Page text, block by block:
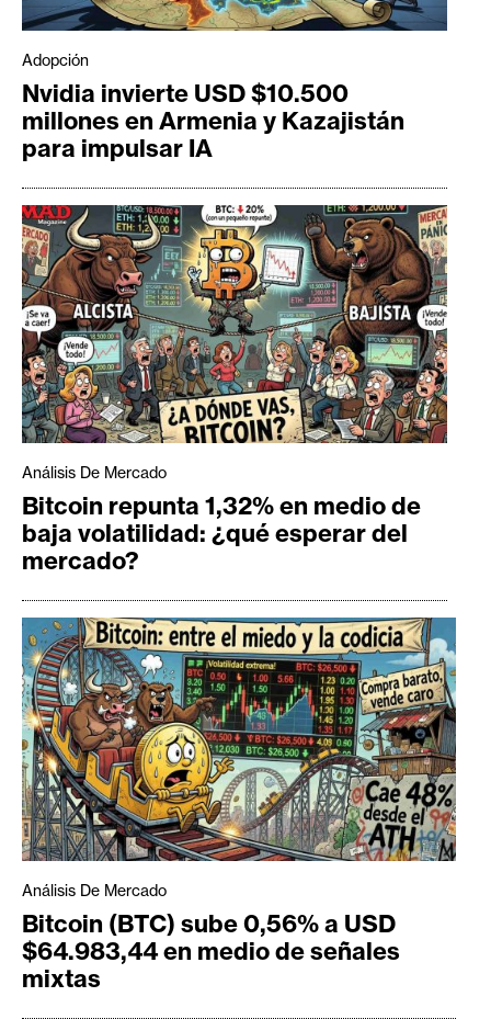
Adopción
Nvidia invierte USD $10.500
millones en Armenia y Kazajistán
para impulsar IA
Análisis De Mercado
Bitcoin repunta 1,32% en medio de
baja volatilidad: ¿qué esperar del
mercado?
Análisis De Mercado
Bitcoin (BTC) sube 0,56% a USD
$64.983,44 en medio de señales
mixtas